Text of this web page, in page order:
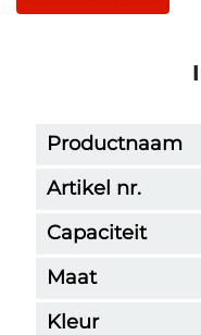
Productnaam
Artikel nr.
Capaciteit
Maat
Kleur